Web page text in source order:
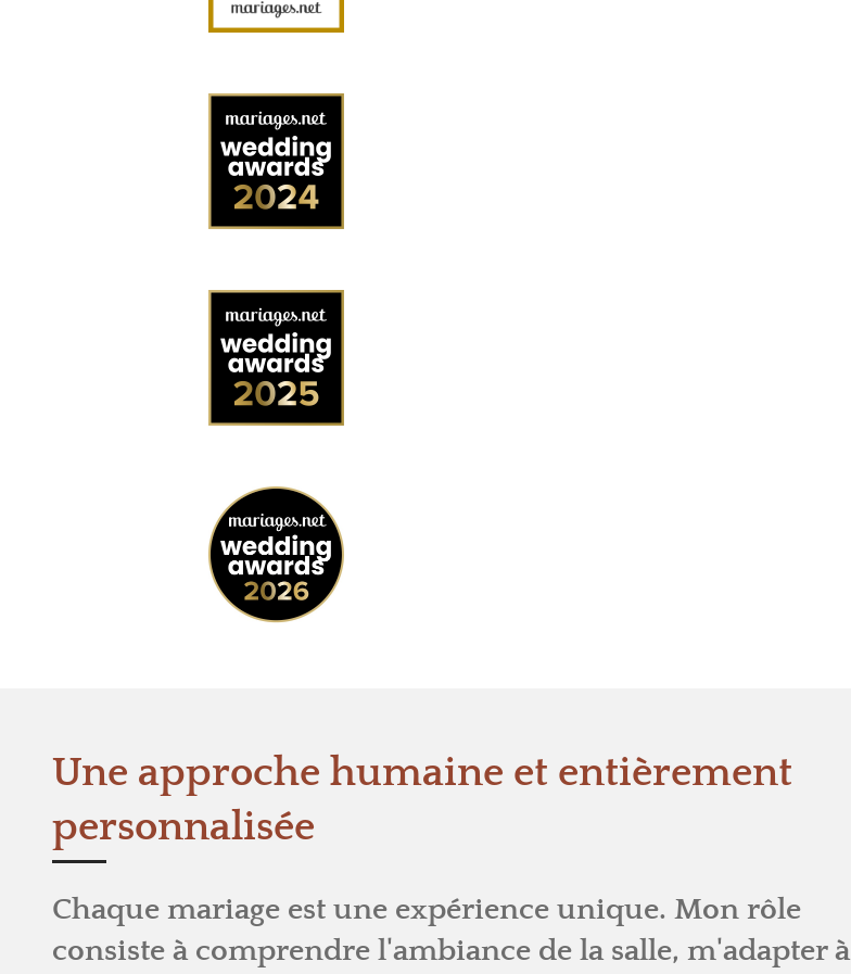
Une approche humaine et entièrement
personnalisée
Chaque mariage est une expérience unique. Mon rôle
consiste à comprendre l'ambiance de la salle, m'adapter à